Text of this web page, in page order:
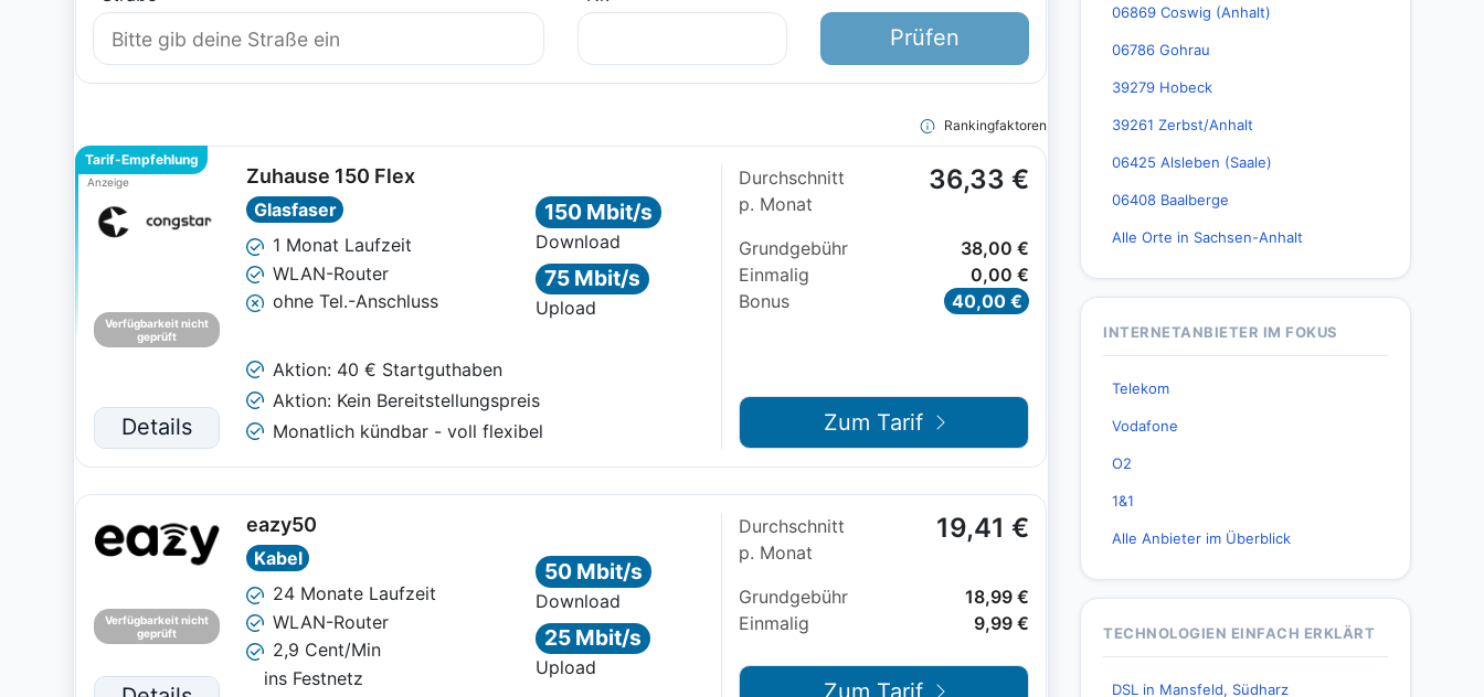
06869 Coswig (Anhalt)
06786 Gohrau
39279 Hobeck
39261 Zerbst/Anhalt
06425 Alsleben (Saale)
06408 Baalberge
Alle Orte in Sachsen-Anhalt
INTERNETANBIETER IM FOKUS
Telekom
Vodafone
O2
1&1
Alle Anbieter im Überblick
TECHNOLOGIEN EINFACH ERKLÄRT
DSL in Mansfeld, Südharz